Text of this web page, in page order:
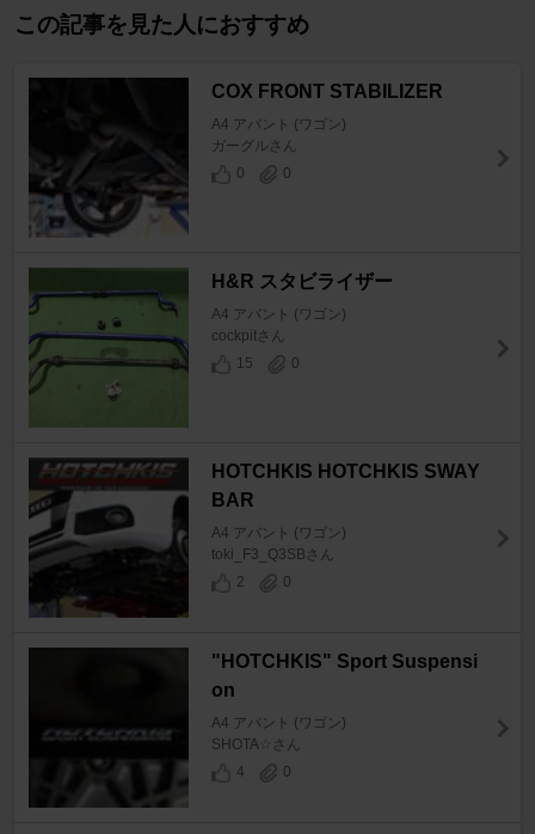
この記事を見た人におすすめ
COX FRONT STABILIZER
A4 アバント (ワゴン)
ガーグルさん
0
0
H&R スタビライザー
A4 アバント (ワゴン)
cockpitさん
15
0
HOTCHKIS HOTCHKIS SWAY
BAR
A4 アバント (ワゴン)
toki_F3_Q3SBさん
2
0
"HOTCHKIS" Sport Suspensi
on
A4 アバント (ワゴン)
SHOTA☆さん
4
0